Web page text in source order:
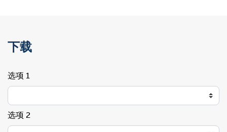
下载
选项 1
选项 2